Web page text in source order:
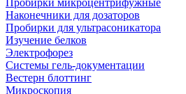
Пробирки микроцентрифужные
Наконечники для дозаторов
Пробирки для ультрасоникатора
Изучение белков
Электрофорез
Системы гель-документации
Вестерн блоттинг
Микроскопия